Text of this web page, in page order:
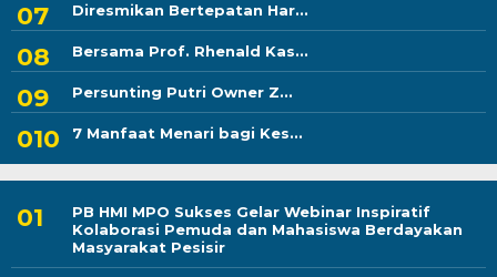
Diresmikan Bertepatan Har...
Bersama Prof. Rhenald Kas...
Persunting Putri Owner Z...
7 Manfaat Menari bagi Kes...
PB HMI MPO Sukses Gelar Webinar Inspiratif
Kolaborasi Pemuda dan Mahasiswa Berdayakan
Masyarakat Pesisir